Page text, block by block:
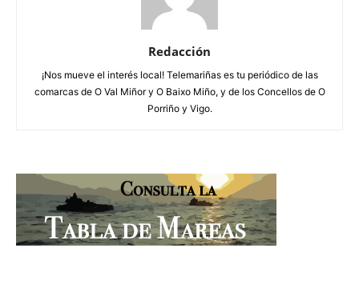
Redacción
¡Nos mueve el interés local! Telemariñas es tu periódico de las
comarcas de O Val Miñor y O Baixo Miño, y de los Concellos de O
Porriño y Vigo.